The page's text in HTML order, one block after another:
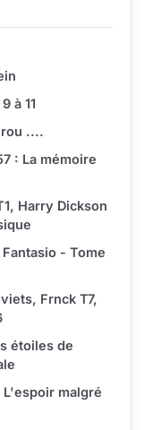
à 11
....
: La mémoire
Harry Dickson
- Tome
Frnck T7,
étoiles de
malgré